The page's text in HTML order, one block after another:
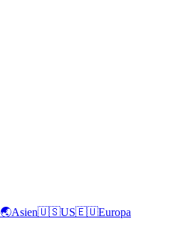
🌏Asien🇺🇸US🇪🇺Europa